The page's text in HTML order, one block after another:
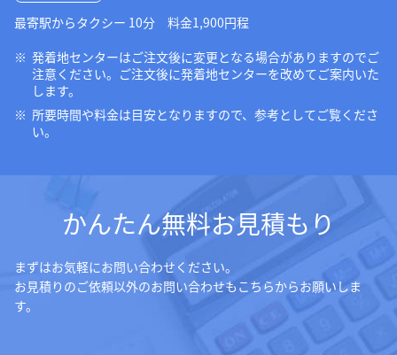
最寄駅からタクシー 10分 料金1,900円程
発着地センターはご注文後に変更となる場合がありますのでご
注意ください。ご注文後に発着地センターを改めてご案内いた
します。
所要時間や料金は目安となりますので、参考としてご覧くださ
い。
かんたん無料お見積もり
まずはお気軽にお問い合わせください。
お見積りのご依頼以外のお問い合わせもこちらからお願いしま
す。